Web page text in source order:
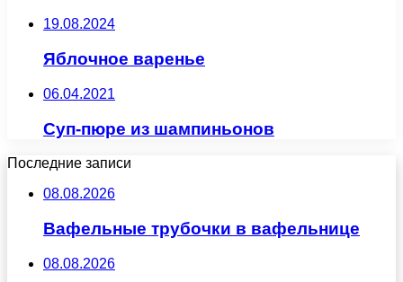
19.08.2024
Яблочное варенье
06.04.2021
Суп-пюре из шампиньонов
Последние записи
08.08.2026
Вафельные трубочки в вафельнице
08.08.2026